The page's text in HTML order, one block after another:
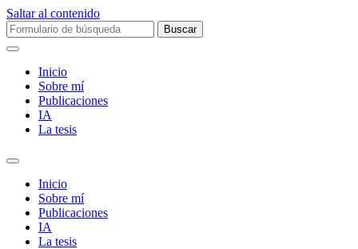
Saltar al contenido
Buscar:
Inicio
Sobre mí­
Publicaciones
IA
La tesis
Alternar
campo
búsqueda
Inicio
Sobre mí­
Publicaciones
IA
La tesis